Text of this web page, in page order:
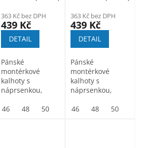
58 60 62
363 Kč bez DPH
439 Kč
DETAIL
Pánské
montérkové
kalhoty s
náprsenkou,
zip, pas vzadu do
46 48 50
363 Kč bez DPH
439 Kč
DETAIL
Pánské
montérkové
kalhoty s
náprsenkou,
zip, pas vzadu do
46 48 50